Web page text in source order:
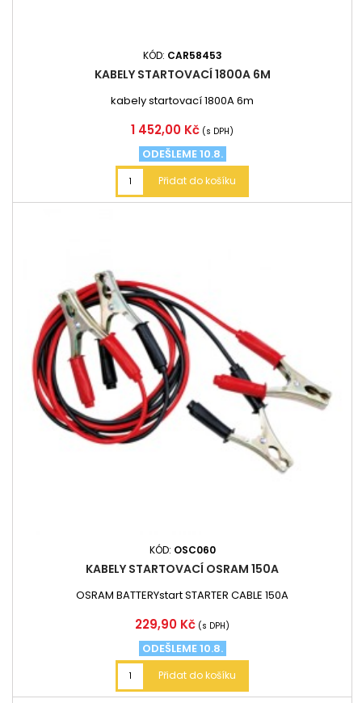
KÓD: CAR58453
KABELY STARTOVACÍ 1800A 6M
kabely startovací 1800A 6m
Cena
1 452,00 Kč (s DPH)
ODEŠLEME 10.8.
Přidat do košíku
KÓD: OSC060
KABELY STARTOVACÍ OSRAM 150A
OSRAM BATTERYstart STARTER CABLE 150A
Cena
229,90 Kč (s DPH)
ODEŠLEME 10.8.
Přidat do košíku